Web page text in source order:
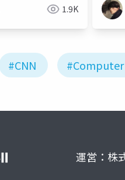
1.9K
#CNN #Computer
運営：株